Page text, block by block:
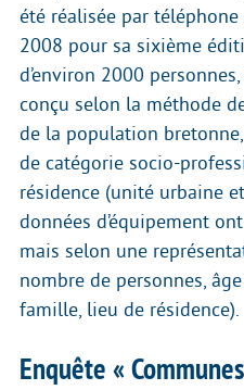
été réalisée par
2008 pour sa sixième
d’environ 2000
conçu selon la méthode
de la population bretonne,
de catégorie socio-
résidence (unité urbaine
données d’équipement
mais selon une
nombre de personnes,
famille, lieu de résidence).
Enquête «